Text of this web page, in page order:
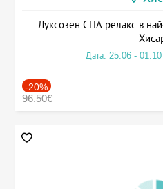
Луксозен СПА релакс в
Дата: 25.06 -
-20%
96.50€